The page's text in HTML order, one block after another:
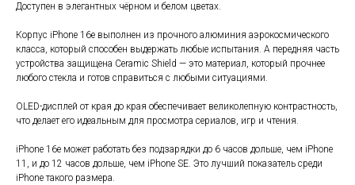
Доступен в элегантных чёрном и белом цветах.
Корпус iPhone 16e выполнен из прочного алюминия аэрокосмического
класса, который способен выдержать любые испытания. А передняя часть
устройства защищена Ceramic Shield — это материал, который прочнее
любого стекла и готов справиться с любыми ситуациями.
OLED-дисплей от края до края обеспечивает великолепную контрастность,
что делает его идеальным для просмотра сериалов, игр и чтения.
iPhone 16e может работать без подзарядки до 6 часов дольше, чем iPhone
11, и до 12 часов дольше, чем iPhone SE. Это лучший показатель среди
iPhone такого размера.